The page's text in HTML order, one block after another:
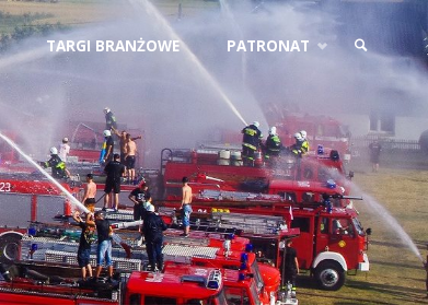
TARGI BRANŻOWE PATRONAT
SZUKAJ